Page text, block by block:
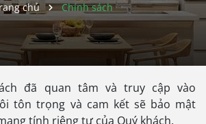
chủ Chính sách
đã quan tâm và truy cập vào
tôn trọng và cam kết sẽ bảo mật
tính riêng tư của Quý khách.